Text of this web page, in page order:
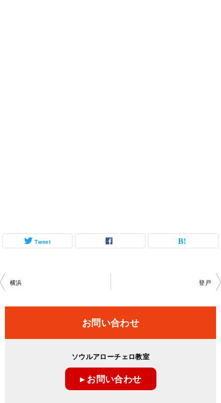
Tweet
投
ビ
横浜 登戸
お問い合わせ
ソウルアローチェロ教室
▸ お問い合わせ